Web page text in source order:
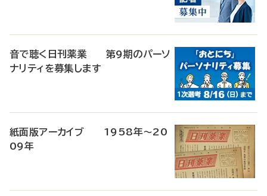
音で聴く日刊薬業 第9期のパーソ
ナリティを募集します
紙面版アーカイブ 1958年～20
09年